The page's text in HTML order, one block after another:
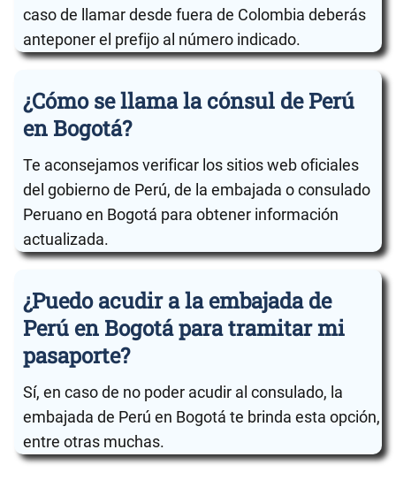
caso de llamar desde fuera de Colombia deberás
anteponer el prefijo al número indicado.
¿Cómo se llama la cónsul de Perú
en Bogotá?
Te aconsejamos verificar los sitios web oficiales
del gobierno de Perú, de la embajada o consulado
Peruano en Bogotá para obtener información
actualizada.
¿Puedo acudir a la embajada de
Perú en Bogotá para tramitar mi
pasaporte?
Sí, en caso de no poder acudir al consulado, la
embajada de Perú en Bogotá te brinda esta opción,
entre otras muchas.